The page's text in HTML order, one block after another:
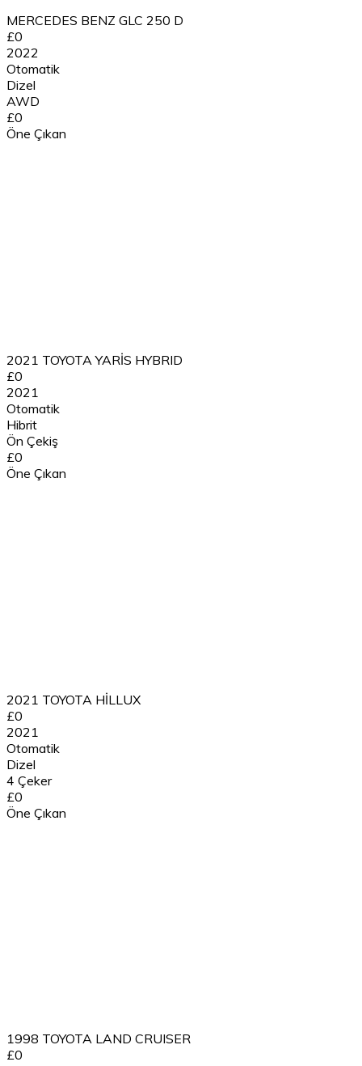
MERCEDES BENZ GLC 250 D
£0
2022
Otomatik
Dizel
AWD
£0
Öne Çıkan
2021 TOYOTA YARİS HYBRID
£0
2021
Otomatik
Hibrit
Ön Çekiş
£0
Öne Çıkan
2021 TOYOTA HİLLUX
£0
2021
Otomatik
Dizel
4 Çeker
£0
Öne Çıkan
1998 TOYOTA LAND CRUISER
£0